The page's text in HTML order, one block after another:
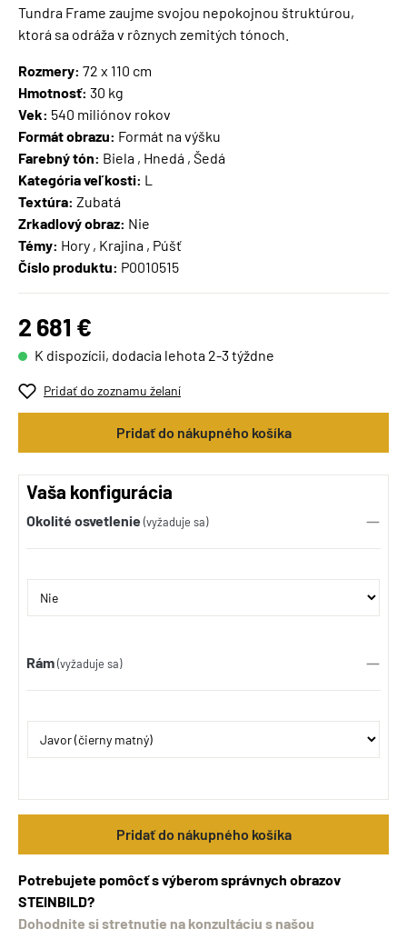
Tundra Frame zaujme svojou nepokojnou štruktúrou,
ktorá sa odráža v rôznych zemitých tónoch.
Rozmery: 72 x 110 cm
Hmotnosť: 30 kg
Vek: 540 miliónov rokov
Formát obrazu: Formát na výšku
Farebný tón: Biela , Hnedá , Šedá
Kategória veľkosti: L
Textúra: Zubatá
Zrkadlový obraz: Nie
Témy: Hory , Krajina , Púšť
Číslo produktu: P0010515
2 681 €
K dispozícii, dodacia lehota 2-3 týždne
Pridať do zoznamu želaní
Pridať do nákupného košíka
Vaša konfigurácia
Okolité osvetlenie (vyžaduje sa)
Rám(vyžaduje sa)
Pridať do nákupného košíka
Potrebujete pomôcť s výberom správnych obrazov
STEINBILD?
Dohodnite si stretnutie na konzultáciu s našou